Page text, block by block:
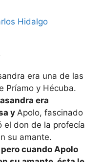
Hidalgo
era una de las
Príamo y Hécuba.
era
y Apolo, fascinado
el don de la profecía
su amante.
cuando Apolo